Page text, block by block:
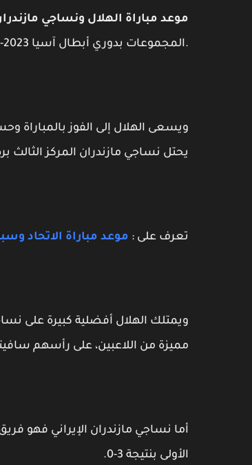
موعد مباراة الهلال ونساجي
المجموعات بدوري أبطال آسيا 2023-2024.
يحتل نساجي مازندران المركز الثالث برصيد 6
تعرف على : موعد مباراة الاتحاد
ويمتلك الهلال أفضلية كبيرة على
مميزة من اللاعبين، على رأسهم
أما نساجي مازندران الإيراني فهو
الأولى بنتيجة 3-0.